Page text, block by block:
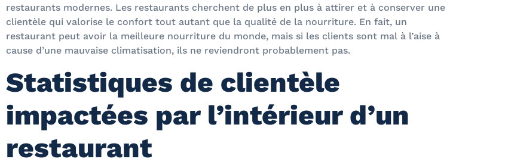
restaurants modernes. Les restaurants cherchent de plus en plus à attirer et à conserver une
clientèle qui valorise le confort tout autant que la qualité de la nourriture. En fait, un
restaurant peut avoir la meilleure nourriture du monde, mais si les clients sont mal à l’aise à
cause d’une mauvaise climatisation, ils ne reviendront probablement pas.
Statistiques de clientèle
impactées par l’intérieur d’un
restaurant